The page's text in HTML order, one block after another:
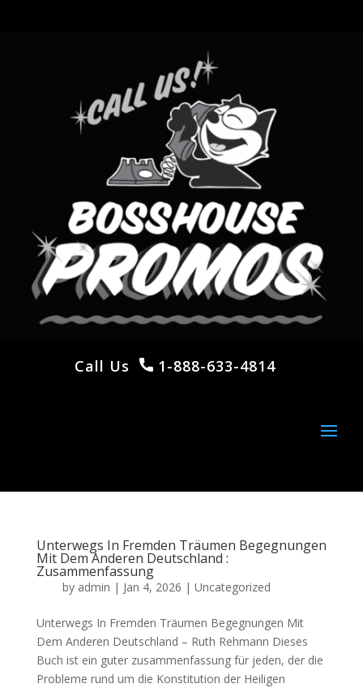
Call Us 1-888-633-4814
Unterwegs In Fremden Träumen Begegnungen
Mit Dem Anderen Deutschland :
Zusammenfassung
by admin | Jan 4, 2026 | Uncategorized
Unterwegs In Fremden Träumen Begegnungen Mit
Dem Anderen Deutschland – Ruth Rehmann Dieses
Buch ist ein guter zusammenfassung für jeden, der die
Probleme rund um die Konstitution der Heiligen